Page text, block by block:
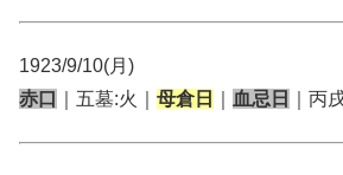
1923/9/10(月)
赤口
｜五墓:火｜ 母倉日 血忌日 ｜丙